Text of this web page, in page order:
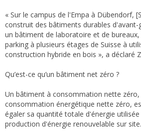
« Sur le campus de l'Empa à Dübendorf,
construit des bâtiments durables
un bâtiment de laboratoire et de
parking à plusieurs étages de Suisse à
construction hybride en bois », a déclaré
Qu’est-ce qu’un bâtiment net zéro ?
Un bâtiment à consommation nette
consommation énergétique nette zéro,
égaler sa quantité totale d'énergie
production d'énergie renouvelable sur site.